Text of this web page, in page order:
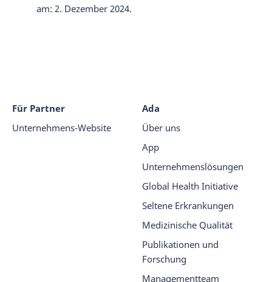
am: 2. Dezember 2024.
Für Partner
Unternehmens-Website
Ada
Über uns
App
Unternehmenslösungen
Global Health Initiative
Seltene Erkrankungen
Medizinische Qualität
Publikationen und
Forschung
Managementteam